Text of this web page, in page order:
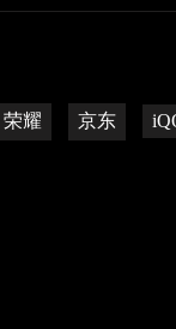
荣耀 京东